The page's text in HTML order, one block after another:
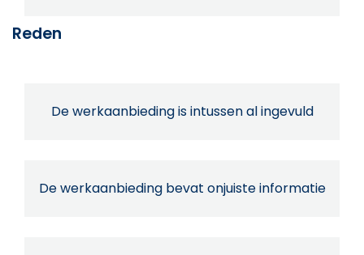
Reden
De werkaanbieding is intussen al ingevuld
De werkaanbieding bevat onjuiste informatie